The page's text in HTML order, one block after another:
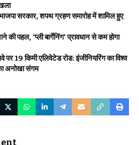
सरकार, शपथ ग्रहण समारोह में शामिल हुए
की पहल, ‘प्ली बार्गेनिंग’ प्रावधान से कम होगा
पर 19 किमी एलिवेटेड रोड: इंजीनियरिंग का विश्व
अनोखा संगम